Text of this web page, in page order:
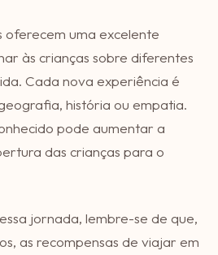
oferecem uma excelente
às crianças sobre diferentes
Cada nova experiência é
história ou empatia.
pode aumentar a
das crianças para o
jornada, lembre-se de que,
as recompensas de viajar em